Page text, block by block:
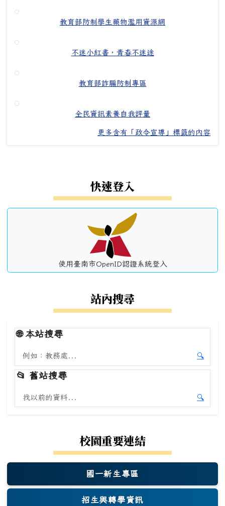
教育部防制學生藥物濫用資源網
不迷小紅書，青春不迷途
教育部詐騙防制專區
全民資訊素養自我評量
更多含有「政令宣導」標籤的內容
快速登入
使用臺南市OpenID認證系統登入
站內搜尋
🌐本站搜尋
搜尋本站內容
🔍
開始本
📂 舊站搜尋
搜尋舊站內容
🔍
開始舊
校園重要連結
國一新生專區
(另開新視窗)
招生與轉學資訊